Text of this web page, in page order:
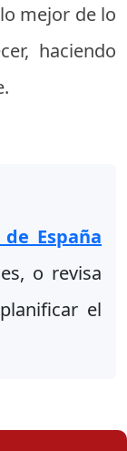
mejor de lo
haciendo
España
o revisa
el